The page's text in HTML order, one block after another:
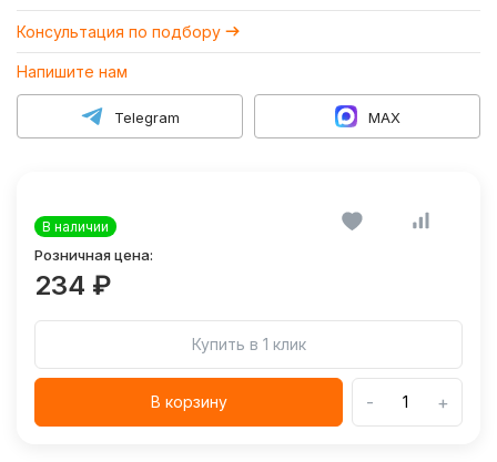
Консультация по подбору
Напишите нам
Telegram MAX
В наличии
Розничная цена:
234 ₽
Купить в 1 клик
В корзину - +